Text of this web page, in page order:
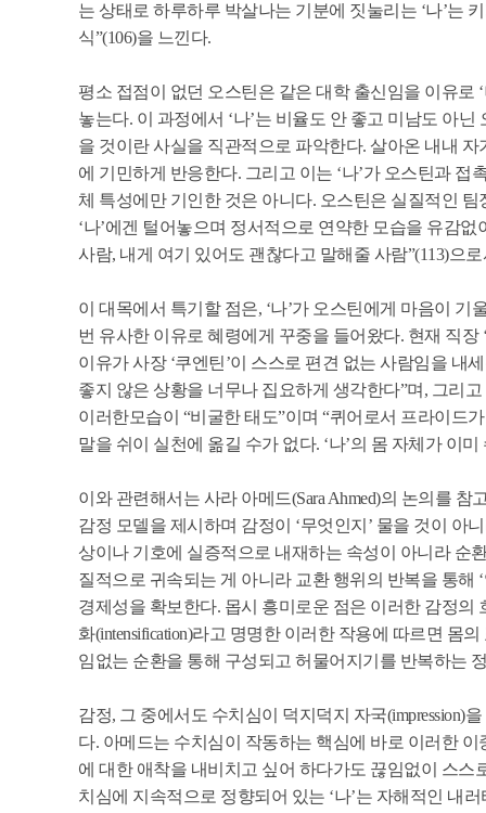
는 상태로 하루하루 박살나는 기분에 짓눌리는 ‘나’는
식”(106)을 느낀다.
평소 접점이 없던 오스틴은 같은 대학 출신임을 이유로
놓는다. 이 과정에서 ‘나’는 비율도 안 좋고 미남도 아
을 것이란 사실을 직관적으로 파악한다. 살아온 내내
에 기민하게 반응한다. 그리고 이는 ‘나’가 오스틴과 접
체 특성에만 기인한 것은 아니다. 오스틴은 실질적인
‘나’에겐 털어놓으며 정서적으로 연약한 모습을 유감
사람, 내게 여기 있어도 괜찮다고 말해줄 사람”(113)으
이 대목에서 특기할 점은, ‘나’가 오스틴에게 마음이 기
번 유사한 이유로 혜령에게 꾸중을 들어왔다. 현재 직장
이유가 사장 ‘쿠엔틴’이 스스로 편견 없는 사람임을 내
좋지 않은 상황을 너무나 집요하게 생각한다”며, 그리
이러한모습이 “비굴한 태도”이며 “퀴어로서 프라이드
말을 쉬이 실천에 옮길 수가 없다. ‘나’의 몸 자체가 이
이와 관련해서는 사라 아메드(Sara Ahmed)의 논의를
감정 모델을 제시하며 감정이 ‘무엇인지’ 물을 것이 아
상이나 기호에 실증적으로 내재하는 속성이 아니라 순
질적으로 귀속되는 게 아니라 교환 행위의 반복을 통해
경제성을 확보한다. 몹시 흥미로운 점은 이러한 감정의
화(intensification)라고 명명한 이러한 작용에 따르면 몸
임없는 순환을 통해 구성되고 허물어지기를 반복하는
감정, 그 중에서도 수치심이 덕지덕지 자국(impression)
다. 아메드는 수치심이 작동하는 핵심에 바로 이러한
에 대한 애착을 내비치고 싶어 하다가도 끊임없이 스
치심에 지속적으로 정향되어 있는 ‘나’는 자해적인 내